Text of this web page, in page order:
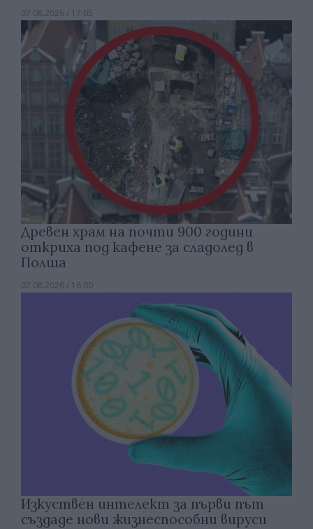
07.08.2026 / 17:05
Древен храм на почти 900 години
откриха под кафене за сладолед в
Полша
07.08.2026 / 16:00
Изкуствен интелект за първи път
създаде нови жизнеспособни вируси